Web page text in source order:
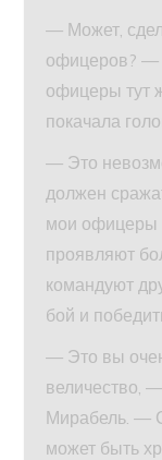
— Может,
офицеров? —
офицеры тут
покачала
— Это
должен
мои офицеры
проявляют
командуют
бой и
— Это вы
величество,
Мирабель. —
может быть